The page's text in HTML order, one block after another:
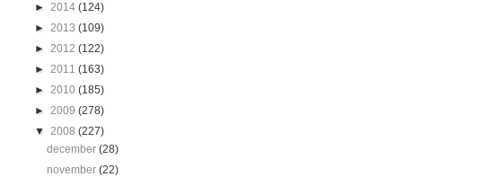
► 2014 (124)
► 2013 (109)
► 2012 (122)
► 2011 (163)
► 2010 (185)
► 2009 (278)
▼ 2008 (227)
december(28)
november(22)